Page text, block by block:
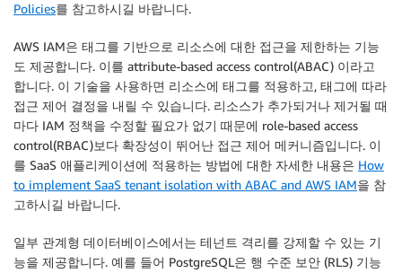
Policies를 참고하시길 바랍니다.
AWS IAM은 태그를 기반으로 리소스에 대한 접근을 제한하는 기능
도 제공합니다. 이를 attribute-based access control(ABAC) 이라고
합니다. 이 기술을 사용하면 리소스에 태그를 적용하고, 태그에 따라
접근 제어 결정을 내릴 수 있습니다. 리소스가 추가되거나 제거될 때
마다 IAM 정책을 수정할 필요가 없기 때문에 role-based access
control(RBAC)보다 확장성이 뛰어난 접근 제어 메커니즘입니다. 이
를 SaaS 애플리케이션에 적용하는 방법에 대한 자세한 내용은 How
to implement SaaS tenant isolation with ABAC and AWS IAM을 참
고하시길 바랍니다.
일부 관계형 데이터베이스에서는 테넌트 격리를 강제할 수 있는 기
능을 제공합니다. 예를 들어 PostgreSQL은 행 수준 보안 (RLS) 기능